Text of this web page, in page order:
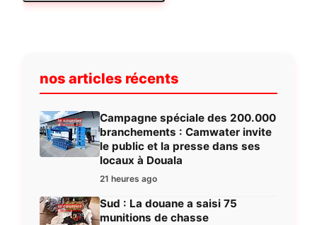
nos articles récents
Campagne spéciale des 200.000
branchements : Camwater invite
le public et la presse dans ses
locaux à Douala
21 heures ago
Sud : La douane a saisi 75
munitions de chasse